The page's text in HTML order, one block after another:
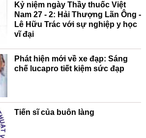
Kỷ niệm ngày Thầy thuốc Việt
Nam 27 - 2: Hải Thượng Lãn Ông -
Lê Hữu Trác với sự nghiệp y học
vĩ đại
Phát hiện mới về xe đạp: Sáng
chế lucapro tiết kiệm sức đạp
Tiến sĩ của buôn làng